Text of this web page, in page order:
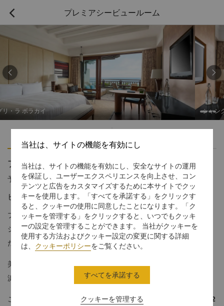
 プレミアシービュールーム
シャングリ・ラ ボラカイ
 
プレミアシービュールーム
予約受付窓口の電話番号 1 866 565 5050
ビーチに近い、海のパノラマ
プンタブンガビーチからほんの数歩。ビーチに近接したプレミア
シービュールームでは、どのお部屋からも海の眺望をお楽しみい
ただけます。
美しい波音が聞こえるほどビーチが近く、透き通る海と金色の砂
浜にお部屋から直接アクセスされたいお客様に最適です。
この客室の最大宿泊人数は4名様までとなります。
大人2名と子供2
当社は、サイトの機能を有効にし
当社は、サイトの機能を有効にし、安全なサイトの運用
を保証し、ユーザーエクスペリエンスを向上させ、コン
テンツと広告をカスタマイズするために本サイトでクッ
キーを使用します。「すべてを承諾する」をクリックす
ると、クッキーの使用に同意したことになります。「ク
ッキーを管理する」をクリックすると、いつでもクッキ
ーの設定を管理することができます。 当社がクッキーを
使用する方法およびクッキー設定の変更に関する詳細
は、 クッキーポリシーをご覧ください。
クッキーを管理する
すべてを承諾する